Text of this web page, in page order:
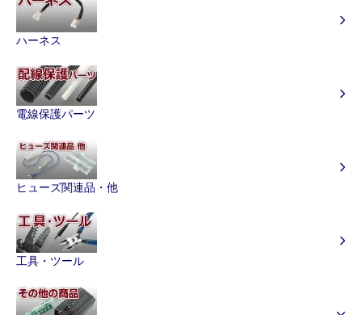
ハーネス
電線保護パーツ
ヒューズ関連品・他
工具・ツール